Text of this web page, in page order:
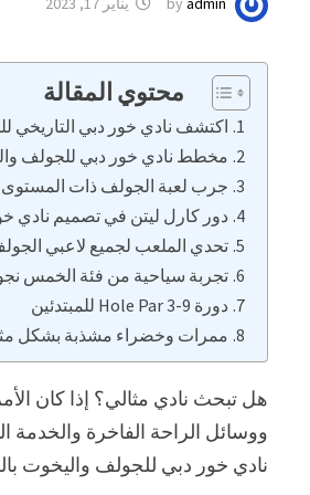
محتوي المقالة
اكتشف نادي خور دبي التاريخي
مخطط نادي خور دبي للجولف
جرب لعبة الجولف ذات
دور كارل ليتن في تصميم نادي
تحدي الملعب لجميع لاعبي
تجربة سياحية من فئة الخمس
دورة 9-Hole Par 3 للمبتدئين
ممرات وخضراء مشذبة بشكل
هل تبحث نادي مثالي؟ إذا كان
ووسائل الراحة الفاخرة والخدمة
نادي خور دبي للجولف واليخوت